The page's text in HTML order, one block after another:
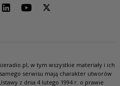
w tym wszystkie materiały i ich
serwisu mają charakter utworów
z dnia 4 lutego 1994 r. o prawie